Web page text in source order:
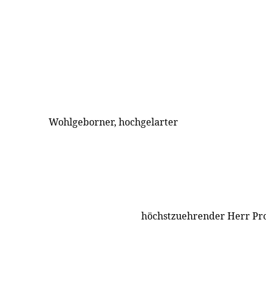
Wohlgeborner, hochgelarter
höchstzuehrender Herr